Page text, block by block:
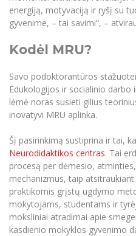
energiją, motyvaciją ir ryšį su
gyvenime, – tai savimi“, –
Kodėl MRU?
Savo podoktorantūros
Edukologijos ir socialinio darbo
lėmė noras susieti gilius
inovatyvi MRU aplinka.
Šį pasirinkimą sustiprina ir tai,
Neurodidaktikos centras. Tai
procesą per dėmesio,
mechanizmus, taip
praktikomis grįstų ugdymo
mokytojams, studentams ir
moksliniai atradimai apie
kasdienio mokyklos gyvenimo